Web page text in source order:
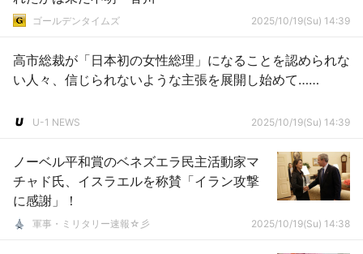
ゴールデンタイムズ 2025/10/19(Su) 14:39
高市総裁が「日本初の女性総理」になることを認められな
い人々、信じられないような主張を展開し始めて……
U-1 NEWS 2025/10/19(Su) 14:39
ノーベル平和賞のベネズエラ民主活動家マ
チャド氏、イスラエルを称賛「イラン攻撃
に感謝」！
軍事・ミリタリー速報☆彡 2025/10/19(Su) 14:38